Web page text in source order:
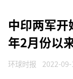
中印两军
年2月份以
环球时报 2022-